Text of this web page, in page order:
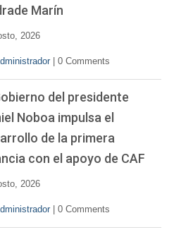
Marín
2026
0 Comments
del presidente
Noboa impulsa el
de la primera
con el apoyo de CAF
2026
0 Comments